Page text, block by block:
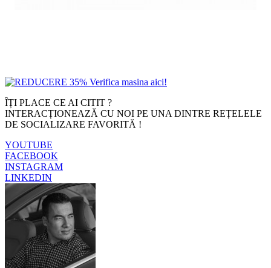
ÎȚI PLACE CE AI CITIT ?
INTERACȚIONEAZĂ CU NOI PE UNA DINTRE REȚELELE
DE SOCIALIZARE FAVORITĂ !
YOUTUBE
FACEBOOK
INSTAGRAM
LINKEDIN